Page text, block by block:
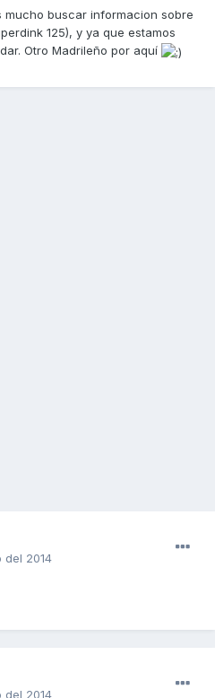
buscar informacion sobre
125), y ya que estamos
Otro Madrileño por aquí
del 2014
del 2014